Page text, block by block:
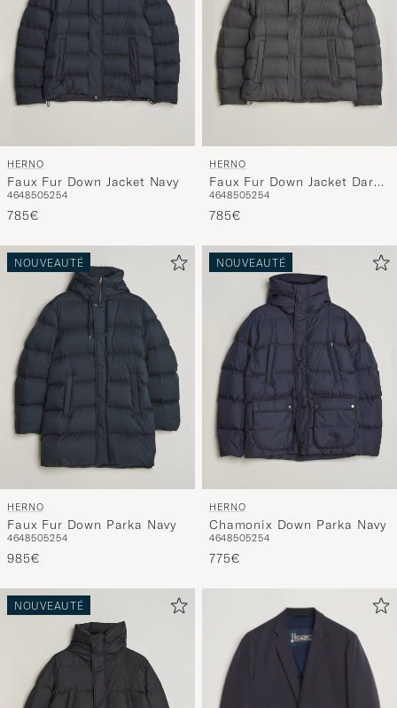
HERNO
Faux Fur Down Jacket Navy
4648505254
785€
HERNO
Faux Fur Down Jacket Dark
Grey
4648505254
785€
NOUVEAUTÉ
HERNO
Faux Fur Down Parka Navy
4648505254
985€
NOUVEAUTÉ
HERNO
Chamonix Down Parka Navy
4648505254
775€
NOUVEAUTÉ